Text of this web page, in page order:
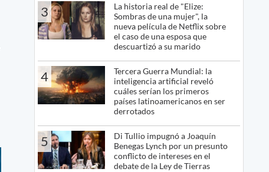
3
La historia real de "Elize:
Sombras de una mujer", la
nueva película de Netflix sobre
el caso de una esposa que
descuartizó a su marido
4
Tercera Guerra Mundial: la
inteligencia artificial reveló
cuáles serían los primeros
países latinoamericanos en ser
derrotados
5
Di Tullio impugnó a Joaquín
Benegas Lynch por un presunto
conflicto de intereses en el
debate de la Ley de Tierras